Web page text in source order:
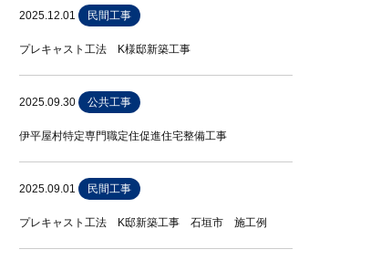
2025.12.01 民間工事
プレキャスト工法 K様邸新築工事
2025.09.30 公共工事
伊平屋村特定専門職定住促進住宅整備工事
2025.09.01 民間工事
プレキャスト工法 K邸新築工事 石垣市 施工例